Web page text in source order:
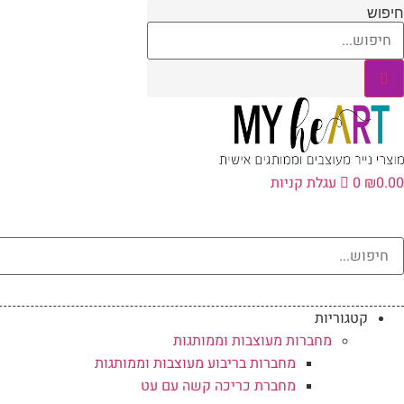
דלג
לתוכן
חיפוש
₪0.00
0 עגלת קניות
קטגוריות
מחברות מעוצבות וממותגות
מחברות בריבוע מעוצבות וממותגות
מחברת כריכה קשה עם עט